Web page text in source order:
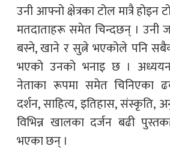
उनी आफ्नो क्षेत्रका टोल मात्रै
मतदाताहरू समेत चिन्दछन् ।
बस्ने, खाने र सुत्ने भएकोले पनि
भएको उनको भनाइ छ ।
नेताका रूपमा समेत चिनिएका
दर्शन, साहित्य, इतिहास, संस्कृति,
विभिन्न खालका दर्जन बढी
भएका छन् ।